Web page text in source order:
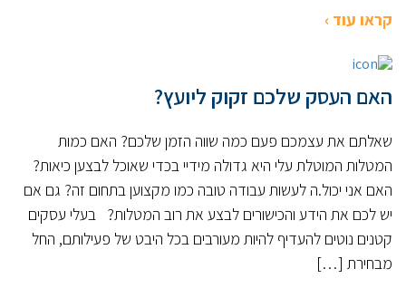
קראו עוד ›
האם העסק שלכם זקוק ליועץ?
שאלתם את עצמכם פעם כמה שווה הזמן שלכם? האם כמות
המטלות המוטלת עלי היא גדולה מידיי בכדי שאוכל לבצען כיאות?
האם אני יכול.ה לעשות עבודה טובה כמו מקצוען בתחום זה? גם אם
יש לכם את הידע והכישורים לבצע את רוב המטלות? בעלי עסקים
קטנים נוטים להעדיף להיות מעורבים בכל היבט של פעילותם, החל
מבחירת […]